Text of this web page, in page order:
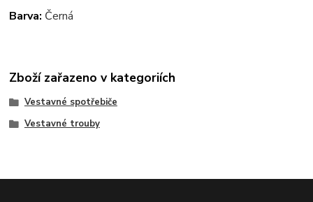
Barva: Černá
Zboží zařazeno v kategoriích
Vestavné spotřebiče
Vestavné trouby